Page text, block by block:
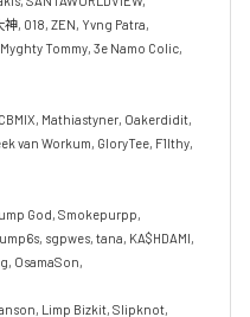
, 018, ZEN, Yvng Patra,
Tommy, 3e Namo Colic,
Mathiastyner, Oakerdidit,
van Workum, GloryTee, F1lthy,
God, Smokepurpp,
sgpwes, tana, KA$HDAMI,
OsamaSon,
Limp Bizkit, Slipknot,